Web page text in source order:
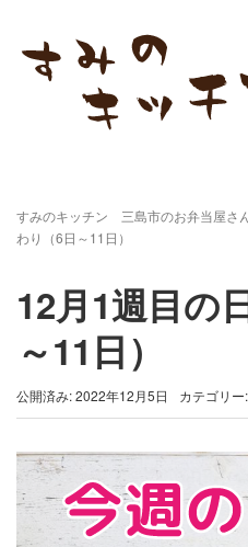
すみのキッチン 三島市のお弁当屋さ
わり（6日～11日）
12月1週目の
～11日）
公開済み: 2022年12月5日 カテゴリー: